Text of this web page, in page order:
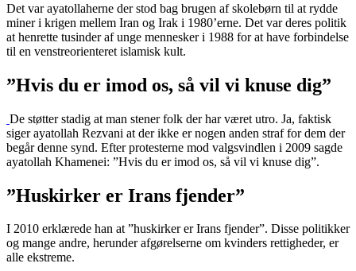
Det var ayatollaherne der stod bag brugen af skolebørn til at rydde
miner i krigen mellem Iran og Irak i 1980’erne. Det var deres politik
at henrette tusinder af unge mennesker i 1988 for at have forbindelse
til en venstreorienteret islamisk kult.
”Hvis du er imod os, så vil vi knuse dig”
De støtter stadig at man stener folk der har været utro. Ja, faktisk
siger ayatollah Rezvani at der ikke er nogen anden straf for dem der
begår denne synd. Efter protesterne mod valgsvindlen i 2009 sagde
ayatollah Khamenei: ”Hvis du er imod os, så vil vi knuse dig”.
”Huskirker er Irans fjender”
I 2010 erklærede han at ”huskirker er Irans fjender”. Disse politikker
og mange andre, herunder afgørelserne om kvinders rettigheder, er
alle ekstreme.